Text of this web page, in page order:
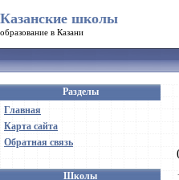
Казанские школы
образование в Казани
Разделы
Главная
Карта сайта
Обратная связь
Школы